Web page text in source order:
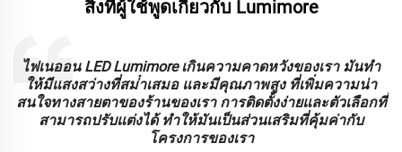
สิ่งที่ผู้ใช้พูดเกี่ยวกับ Lumimore
ไฟเนออน LED Lumimore เกินความคาดหวังของเรา มันทํา
ให้มีแสงสว่างที่สม่ําเสมอ และมีคุณภาพสูง ที่เพิ่มความน่า
สนใจทางสายตาของร้านของเรา การติดตั้งง่ายและตัวเลือกที่
สามารถปรับแต่งได้ ทําให้มันเป็นส่วนเสริมที่คุ้มค่ากับ
โครงการของเรา